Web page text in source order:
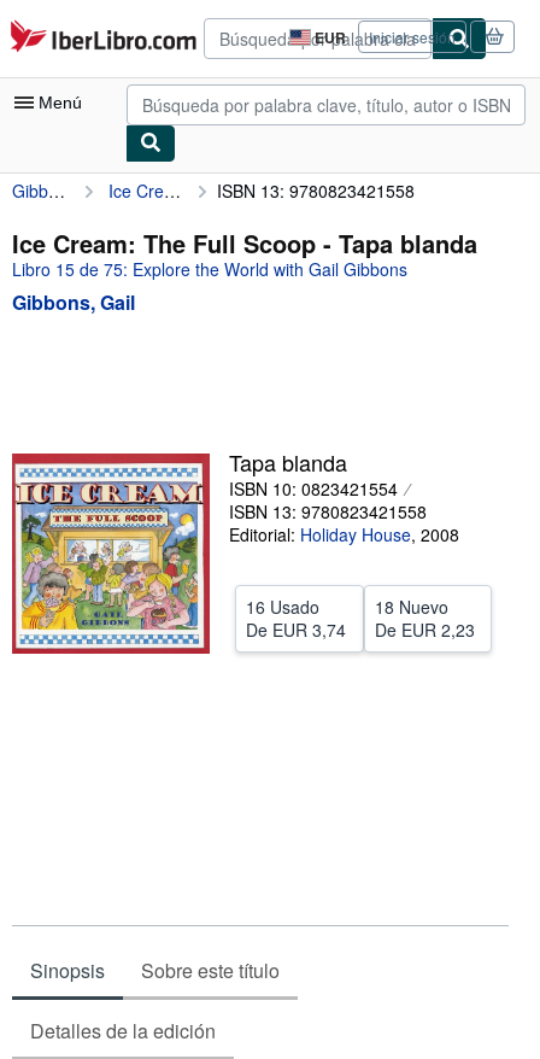
Pasar al contenido principal
IberLibro.com EUR
Preferencias
de
compra
del
Iniciar sesión
Menú
Mi cuenta
Consultar mis pedidos
Búsqueda avanzada
Colecciones
Comenzar a vender
Ayuda
Gibbons, Gail Ice Cream: The Full Scoop ISBN 13: 9780823421558
Ice Cream: The Full Scoop - Tapa blanda
Libro 15 de 75: Explore the World with Gail Gibbons
Gibbons, Gail
Tapa blanda
ISBN 10: 0823421554
ISBN 13: 9780823421558
Editorial: Holiday House, 2008
16 Usado
De EUR 3,74
18 Nuevo
De EUR 2,23
Sinopsis Sobre este título
Detalles de la edición